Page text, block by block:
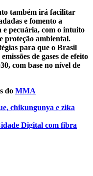
também irá facilitar
e fomento a
e pecuária, com o intuito
proteção ambiental.
para que o Brasil
de gases de efeito
com base no nível de
do MMA
chikungunya e zika
Digital com fibra